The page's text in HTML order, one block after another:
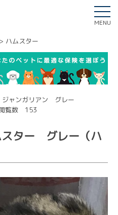
MENU
ハムスター
ジャンガリアン グレー
覧数 153
スター グレー（ハ